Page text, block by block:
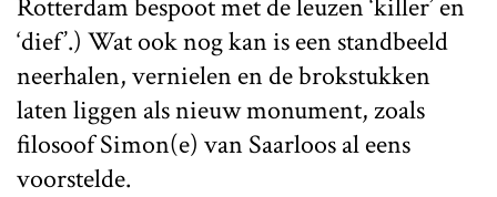
Rotterdam bespoot met de leuzen ‘killer’ en
‘dief’.) Wat ook nog kan is een standbeeld
neerhalen, vernielen en de brokstukken
laten liggen als nieuw monument, zoals
filosoof Simon(e) van Saarloos al eens
voorstelde.